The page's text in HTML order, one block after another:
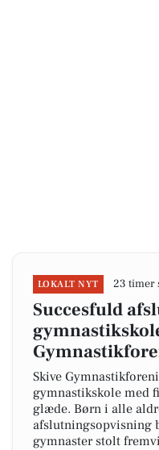
LOKALT NYT 23 timer
Succesfuld
Skive
gymnastikskole med
glæde. Børn i alle
afslutningsopvisning
gymnaster stolt